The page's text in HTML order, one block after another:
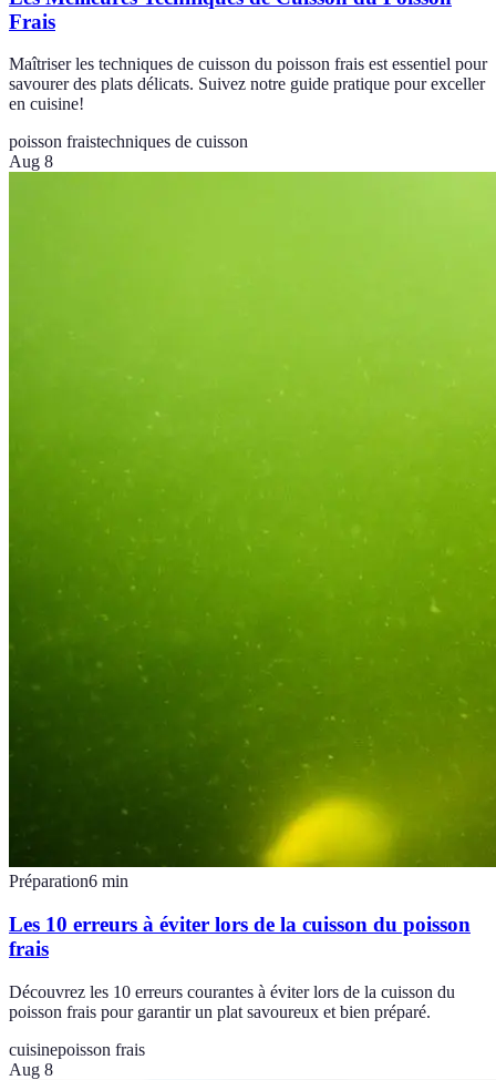
Frais
Maîtriser les techniques de cuisson du poisson frais est essentiel pour
savourer des plats délicats. Suivez notre guide pratique pour exceller
en cuisine!
poisson fraistechniques de cuisson
Aug 8
Préparation6 min
Les 10 erreurs à éviter lors de la cuisson du poisson
frais
Découvrez les 10 erreurs courantes à éviter lors de la cuisson du
poisson frais pour garantir un plat savoureux et bien préparé.
cuisinepoisson frais
Aug 8